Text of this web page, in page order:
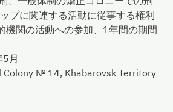
プに関連する活動に従事する権利
機関の活動への参加、1年間の期間
月
Colony № 14, Khabarovsk Territory